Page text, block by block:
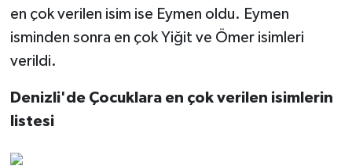
en çok verilen isim ise Eymen oldu. Eymen
isminden sonra en çok Yiğit ve Ömer isimleri
verildi.
Denizli'de Çocuklara en çok verilen isimlerin
listesi